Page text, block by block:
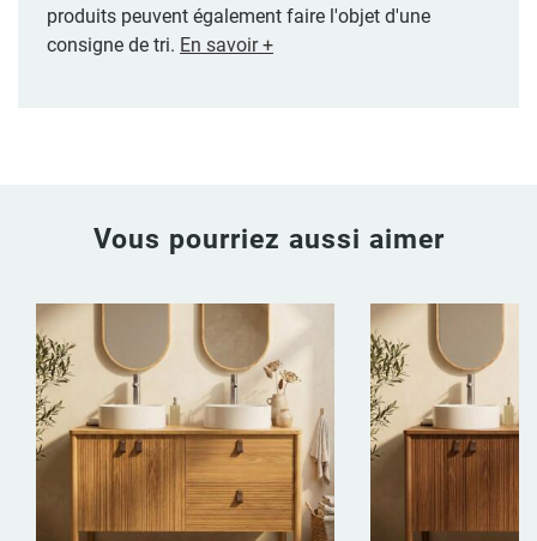
produits peuvent également faire l'objet d'une
consigne de tri. En savoir +
Vous pourriez aussi aimer